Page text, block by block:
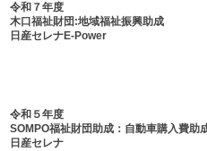
手作り
令和７年度
木口福祉財団:地域福祉振興助成
日産セレナE-Power
令和５年度
SOMPO福祉財団助成：自動車購入費助
日産セレナ